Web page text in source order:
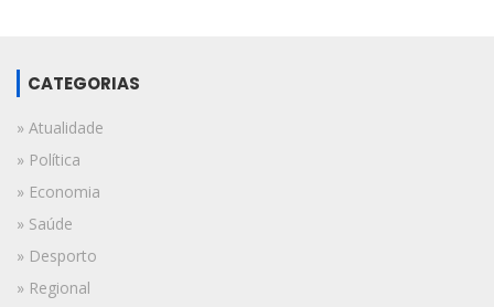
CATEGORIAS
» Atualidade
» Política
» Economia
» Saúde
» Desporto
» Regional